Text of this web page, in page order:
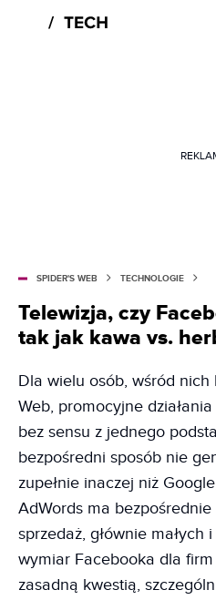
SPIDER'S WEB TECHNOLOGIE
Telewizja, czy
tak jak kawa vs.
Dla wielu osób, wśród
Web, promocyjne
bez sensu z jednego
bezpośredni sposób nie
zupełnie inaczej niż
AdWords ma bezpośrednie
sprzedaż, głównie
wymiar Facebooka dla
zasadną kwestią,